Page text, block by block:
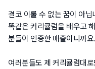
결코 이룰 수 없는 꿈이 아
똑같은 커리큘럼을 배우고
분들이 인증한 매출이니까요.
여러분들도 제 커리큘럼대